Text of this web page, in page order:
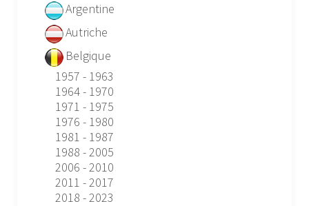
Argentine
Autriche
Belgique
1957 - 1963
1964 - 1970
1971 - 1975
1976 - 1980
1981 - 1987
1988 - 2005
2006 - 2010
2011 - 2017
2018 - 2023